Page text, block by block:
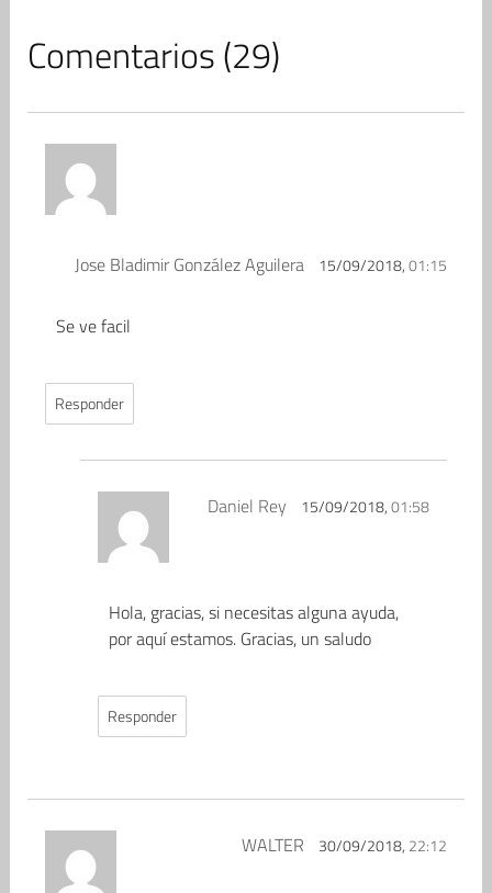
Comentarios (29)
Jose Bladimir González Aguilera 15/09/2018,01:15
Se ve facil
Responder
Daniel Rey 15/09/2018,01:58
Hola, gracias, si necesitas alguna ayuda,
por aquí estamos. Gracias, un saludo
Responder
WALTER 30/09/2018, 22:12